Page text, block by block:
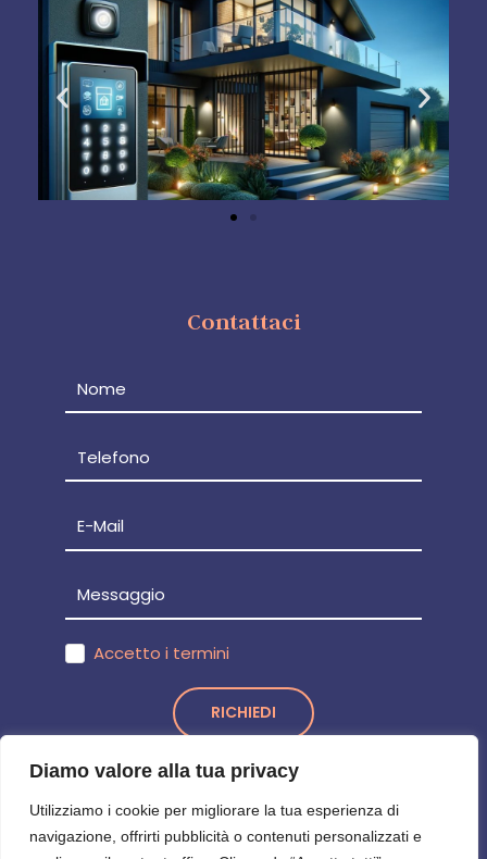
Diamo valore alla tua privacy
Utilizziamo i cookie per migliorare la tua esperienza di
navigazione, offrirti pubblicità o contenuti personalizzati e
Contattaci
Accetto i termini
RICHIEDI